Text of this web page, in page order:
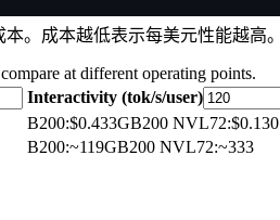
。成本越低表示每美元性能越高。
at different operating points.
Interactivity (tok/s/user)
B200:$0.433GB200 NVL72:$0.130
B200:~119GB200 NVL72:~333